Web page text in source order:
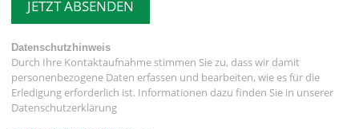
JETZT ABSENDEN
Datenschutzhinweis
Durch Ihre Kontaktaufnahme stimmen Sie zu, dass wir damit
personenbezogene Daten erfassen und bearbeiten, wie es für die
Erledigung erforderlich ist. Informationen dazu finden Sie in unserer
Datenschutzerklärung